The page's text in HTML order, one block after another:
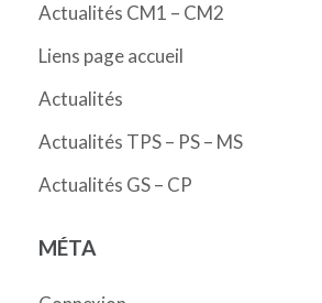
Actualités CM1 – CM2
Liens page accueil
Actualités
Actualités TPS – PS – MS
Actualités GS – CP
MÉTA